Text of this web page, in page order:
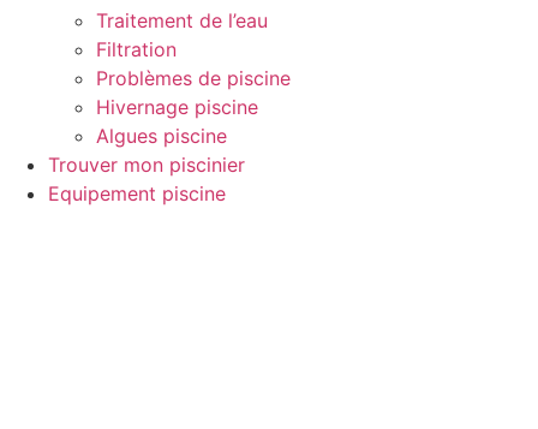
Traitement de l’eau
Filtration
Problèmes de piscine
Hivernage piscine
Algues piscine
Trouver mon piscinier
Equipement piscine